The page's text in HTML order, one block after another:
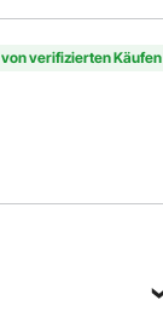
86–185 ℉
℃
920 x 365
verifizierten Käufen